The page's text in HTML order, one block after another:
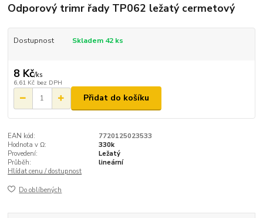
Odporový trimr řady TP062 ležatý cermetový
Dostupnost Skladem 42 ks
8 Kč/ks
6,61 Kč bez DPH
Přidat do košíku
EAN kód:
7720125023533
Hodnota v Ω:
330k
Provedení:
Ležatý
Průběh:
lineární
Hlídat cenu / dostupnost
Do oblíbených